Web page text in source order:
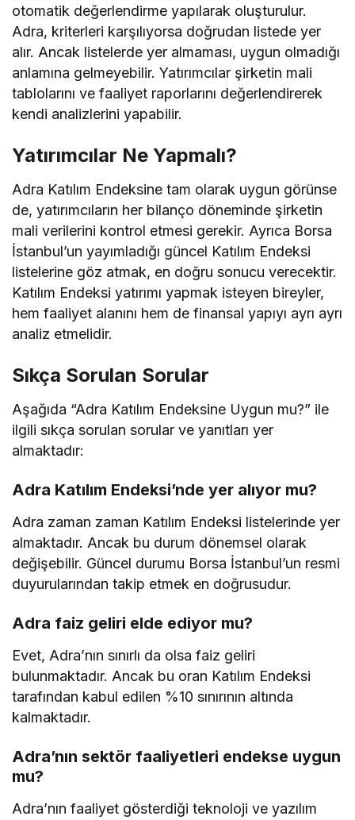
otomatik değerlendirme yapılarak oluşturulur.
Adra, kriterleri karşılıyorsa doğrudan listede yer
alır. Ancak listelerde yer almaması, uygun olmadığı
anlamına gelmeyebilir. Yatırımcılar şirketin mali
tablolarını ve faaliyet raporlarını değerlendirerek
kendi analizlerini yapabilir.
Yatırımcılar Ne Yapmalı?
Adra Katılım Endeksine tam olarak uygun görünse
de, yatırımcıların her bilanço döneminde şirketin
mali verilerini kontrol etmesi gerekir. Ayrıca Borsa
İstanbul’un yayımladığı güncel Katılım Endeksi
listelerine göz atmak, en doğru sonucu verecektir.
Katılım Endeksi yatırımı yapmak isteyen bireyler,
hem faaliyet alanını hem de finansal yapıyı ayrı ayrı
analiz etmelidir.
Sıkça Sorulan Sorular
Aşağıda “Adra Katılım Endeksine Uygun mu?” ile
ilgili sıkça sorulan sorular ve yanıtları yer
almaktadır:
Adra Katılım Endeksi’nde yer alıyor mu?
Adra zaman zaman Katılım Endeksi listelerinde yer
almaktadır. Ancak bu durum dönemsel olarak
değişebilir. Güncel durumu Borsa İstanbul’un resmi
duyurularından takip etmek en doğrusudur.
Adra faiz geliri elde ediyor mu?
Evet, Adra’nın sınırlı da olsa faiz geliri
bulunmaktadır. Ancak bu oran Katılım Endeksi
tarafından kabul edilen %10 sınırının altında
kalmaktadır.
Adra’nın sektör faaliyetleri endekse uygun
mu?
Adra’nın faaliyet gösterdiği teknoloji ve yazılım